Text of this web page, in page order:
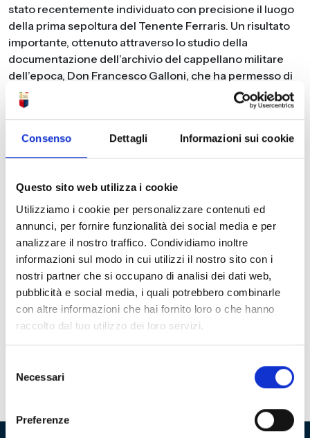
Consenso Dettagli Informazioni sui cookie
Questo sito web utilizza i cookie
Utilizziamo i cookie per personalizzare contenuti ed
annunci, per fornire funzionalità dei social media e per
analizzare il nostro traffico. Condividiamo inoltre
informazioni sul modo in cui utilizzi il nostro sito con i
nostri partner che si occupano di analisi dei dati web,
pubblicità e social media, i quali potrebbero combinarle
con altre informazioni che hai fornito loro o che hanno
raccolto dal tuo utilizzo dei loro servizi.
delNecessari
Preferenze
stato recentemente individuato con precisione il luogo
della prima sepoltura del Tenente Ferraris. Un risultato
importante, ottenuto attraverso lo studio della
documentazione dell’archivio del cappellano militare
dell’epoca, Don Francesco Galloni, che ha permesso di
identificare l’area dove venne originariamente sepolto
l’eroico ufficiale. Ferraris, nato a Firenze e cresciuto a
calciatori italiani e figura storica del Genoa CFC. Caduto
a soli 27 anni, il 23 agosto 1915, il suo sacrificio è
guerra. L’iniziativa, che si terràdomenica 20 luglio
2025, rappresenta non solo un tributo alla memoria di
Ferraris, ma anche un’occasione di riflessione storica e
civile. Durante la cerimonia verrà inaugurata una targa
commemorativa e una bacheca informativa presso il
luogo identificato, restituendo dignità e memoria al sito
della sua prima sepoltura. Saranno presenti autorità civili
e militari, rappresentanti delle istituzioni coinvolte,
esponenti del mondo sportivo e la cittadinanza. L’evento
si inserisce nelle iniziative per il 110° anniversario della
con i valori dello sport, del coraggio e dell’impegno